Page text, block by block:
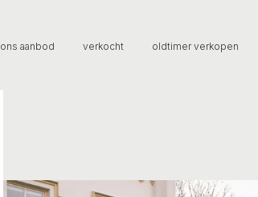
ons aanbod verkocht oldtimer verkopen